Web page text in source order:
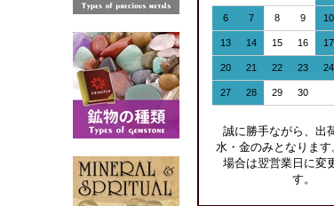
6 7 8 9 10
13 14 15 16 17
20 21 22 23 24
27 28 29 30
誠に勝手ながら、出
水・金のみとなりま
場合は翌営業日に変
す。